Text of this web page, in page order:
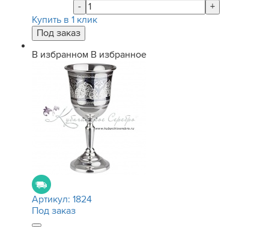
-
+
Купить в 1 клик
В избранном В избранное
Артикул: 1824
Под заказ